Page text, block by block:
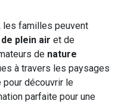
les familles peuvent
plein air et de
de nature
à travers les paysages
découvrir le
parfaite pour une